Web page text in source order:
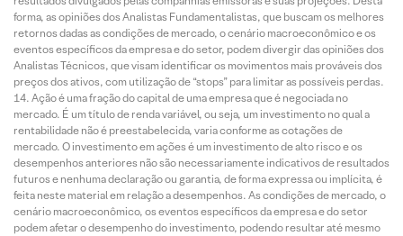
forma, as opiniões dos Analistas Fundamentalistas, que buscam os melhores
retornos dadas as condições de mercado, o cenário macroeconômico e os
eventos específicos da empresa e do setor, podem divergir das opiniões dos
Analistas Técnicos, que visam identificar os movimentos mais prováveis dos
preços dos ativos, com utilização de “stops” para limitar as possíveis perdas.
Ação é uma fração do capital de uma empresa que é negociada no
mercado. É um título de renda variável, ou seja, um investimento no qual a
rentabilidade não é preestabelecida, varia conforme as cotações de
mercado. O investimento em ações é um investimento de alto risco e os
desempenhos anteriores não são necessariamente indicativos de resultados
futuros e nenhuma declaração ou garantia, de forma expressa ou implícita, é
feita neste material em relação a desempenhos. As condições de mercado, o
cenário macroeconômico, os eventos específicos da empresa e do setor
podem afetar o desempenho do investimento, podendo resultar até mesmo